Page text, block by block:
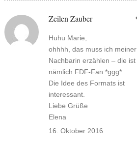
Zeilen Zauber
Huhu Marie,
ohhhh, das muss ich meiner
Nachbarin erzählen – die ist
nämlich FDF-Fan *ggg*
Die Idee des Formats ist
interessant.
Liebe Grüße
Elena
16. Oktober 2016